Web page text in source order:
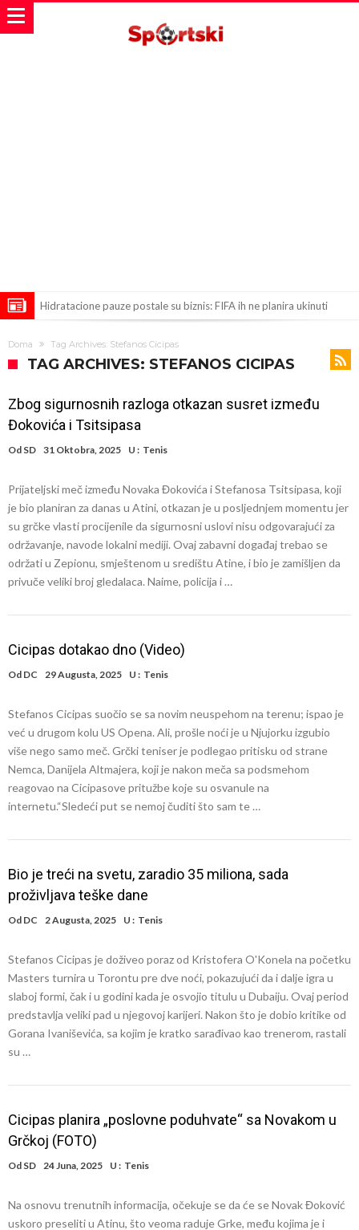
Hidratacione pauze postale su biznis: FIFA ih ne planira ukinuti
Infantino i ljubavnička veza: Kontroverzni detalji i novčana isplata iz
pravila
Arsenal za 138 miliona evra dovodi zvezdu Serie A?
forme odmah ispao
Jake Paul započinje rušenje UFC-a
Mudrik se vratio na teren nakon više od 600 dana. Odmah ide na
pozajmicu?
Real Madrid je doneo odluku: Endrick prelazi u Premijer ligu!
Doma Tag Archives: Stefanos Cicipas
TAG ARCHIVES: STEFANOS CICIPAS
Zbog sigurnosnih razloga otkazan susret između
Đokovića i Tsitsipasa
Od SD 31 Oktobra, 2025 U : Tenis
Prijateljski meč između Novaka Đokovića i Stefanosa Tsitsipasa, koji
je bio planiran za danas u Atini, otkazan je u posljednjem momentu jer
su grčke vlasti procijenile da sigurnosni uslovi nisu odgovarajući za
održavanje, navode lokalni mediji. Ovaj zabavni događaj trebao se
održati u Zepionu, smještenom u središtu Atine, i bio je zamišljen da
privuče veliki broj gledalaca. Naime, policija i …
Cicipas dotakao dno (Video)
Od DC 29 Augusta, 2025 U : Tenis
Stefanos Cicipas suočio se sa novim neuspehom na terenu; ispao je
već u drugom kolu US Opena. Ali, prošle noći je u Njujorku izgubio
više nego samo meč. Grčki teniser je podlegao pritisku od strane
Nemca, Danijela Altmajera, koji je nakon meča sa podsmehom
reagovao na Cicipasove pritužbe koje su osvanule na
internetu.“Sledeći put se nemoj čuditi što sam te …
Bio je treći na svetu, zaradio 35 miliona, sada
proživljava teške dane
Od DC 2 Augusta, 2025 U : Tenis
Stefanos Cicipas je doživeo poraz od Kristofera O'Konela na početku
Masters turnira u Torontu pre dve noći, pokazujući da i dalje igra u
slaboj formi, čak i u godini kada je osvojio titulu u Dubaiju. Ovaj period
predstavlja veliki pad u njegovoj karijeri. Nakon što je dobio kritike od
Gorana Ivaniševića, sa kojim je kratko sarađivao kao trenerom, rastali
su …
Cicipas planira „poslovne poduhvate“ sa Novakom u
Grčkoj (FOTO)
Od SD 24 Juna, 2025 U : Tenis
Na osnovu trenutnih informacija, očekuje se da će se Novak Đoković
uskoro preseliti u Atinu, što veoma raduje Grke, među kojima je i